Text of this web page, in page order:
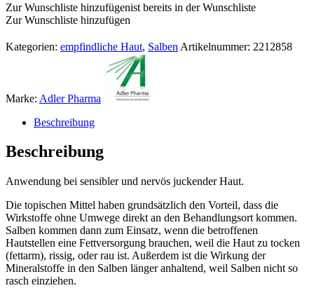
Zur Wunschliste hinzufügenist bereits in der Wunschliste
Zur Wunschliste hinzufügen
Kategorien: empfindliche Haut, Salben Artikelnummer: 2212858
Marke: Adler Pharma
Beschreibung
Beschreibung
Anwendung bei sensibler und nervös juckender Haut.
Die topischen Mittel haben grundsätzlich den Vorteil, dass die
Wirkstoffe ohne Umwege direkt an den Behandlungsort kommen.
Salben kommen dann zum Einsatz, wenn die betroffenen
Hautstellen eine Fettversorgung brauchen, weil die Haut zu tocken
(fettarm), rissig, oder rau ist. Außerdem ist die Wirkung der
Mineralstoffe in den Salben länger anhaltend, weil Salben nicht so
rasch einziehen.